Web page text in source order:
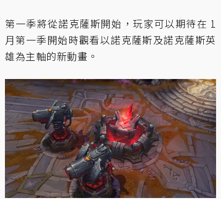
第一季將從諾克薩斯開始，玩家可以期待在 1
月第一季開始時觀看以諾克薩斯及諾克薩斯英
雄為主軸的新動畫。